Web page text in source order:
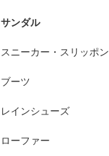
サンダル
スニーカー・スリッポン
ブーツ
レインシューズ
ローファー